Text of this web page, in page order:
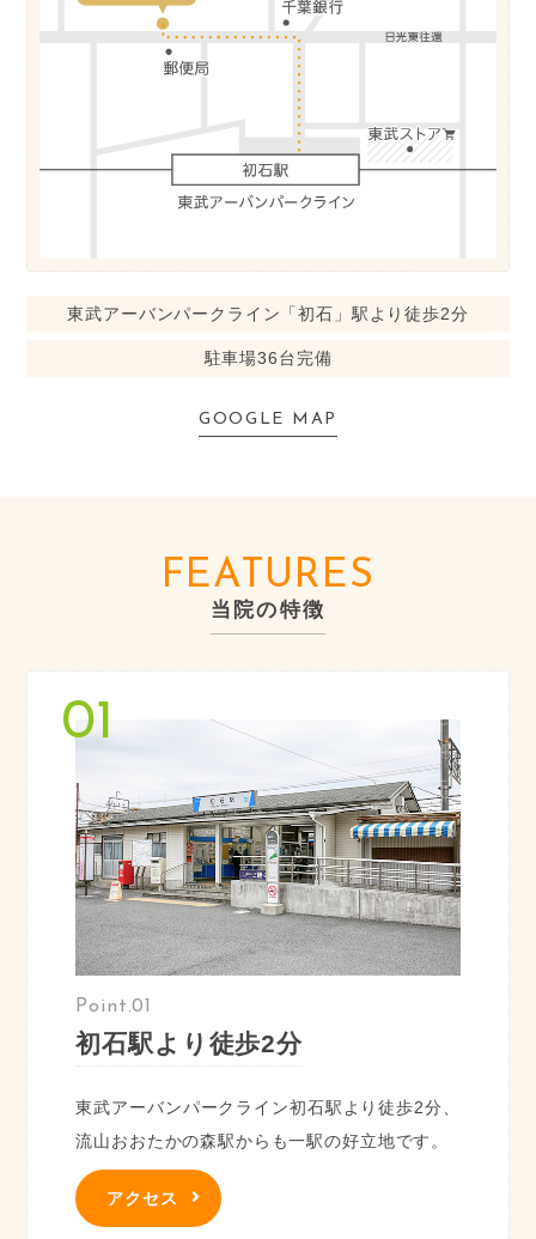
相談ください。
東武アーバンパークライン「初石」駅より徒歩2分
駐車場36台完備
GOOGLE MAP
FEATURES
当院の特徴
Point.01
初石駅より徒歩2分
東武アーバンパークライン初石駅より徒歩2分、
流山おおたかの森駅からも一駅の好立地です。
アクセス